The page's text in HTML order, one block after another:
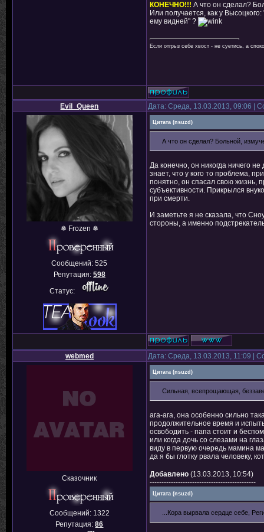
КОНЕЧНО!!! А что он сделал?
Или получается, как у
ему видней" ?
Если отгрыз себе хвост - не суетись, а
Evil_Queen Дата: Среда, 13.03.2013, 09:06 |
❅ Frozen ❅
Сообщений:525
Репутация: 598
Статус:
Цитата (nsuzd )
А что он сделал? Больной,
Да конечно, он никогда ничего
знает, что у кого то проблема,
понятно, он спасал свою жизнь,
субъективности. Прикрылся
при смерти.
И заметьте я не сказала, что
стороны, а именно
webmed Дата: Среда, 13.03.2013, 11:09 |
Сказочник
Сообщений: 1322
Репутация:86
Цитата (nsuzd )
Сильная, всепрощающая,
ага-ага, она особенно сильно
продолжительное время и
освободить - папа стоит и
или когда дочь со слезами на
виду в первую очередь мамина
да я бы глотку рвала человеку,
Добавлено (13.03.2013, 10:54)
---------------------------------------------
Цитата (nsuzd )
...Кора вырвала сердце себе,